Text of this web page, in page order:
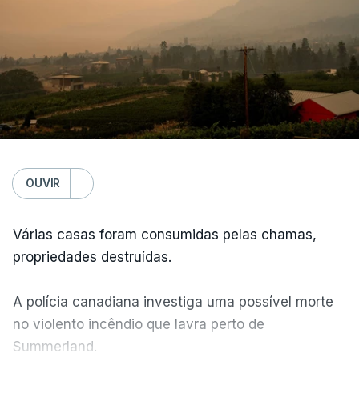
OUVIR
Várias casas foram consumidas pelas chamas,
propriedades destruídas.
A polícia canadiana investiga uma possível morte
no violento incêndio que lavra perto de
Summerland.